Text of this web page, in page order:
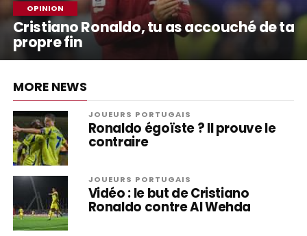
OPINION
Cristiano Ronaldo, tu as accouché de ta
propre fin
MORE NEWS
JOUEURS PORTUGAIS
Ronaldo égoïste ? Il prouve le
contraire
JOUEURS PORTUGAIS
Vidéo : le but de Cristiano
Ronaldo contre Al Wehda